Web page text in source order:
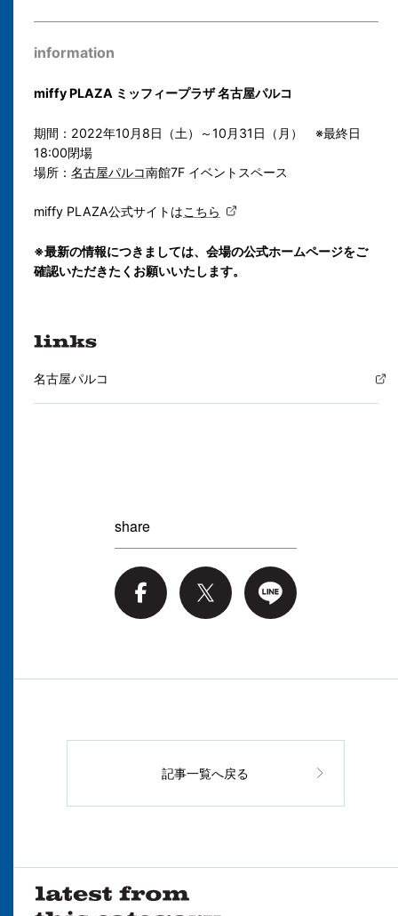
information
miffy PLAZA ミッフィープラザ 名古屋パルコ
期間：2022年10月8日（土）～10月31日（月） ※最終日
18:00閉場
場所： 名古屋パルコ南館7F イベントスペース
miffy PLAZA公式サイトはこちら
※最新の情報につきましては、会場の公式ホームページをご
確認いただきたくお願いいたします。
名古屋パルコ
share
記事一覧へ戻る